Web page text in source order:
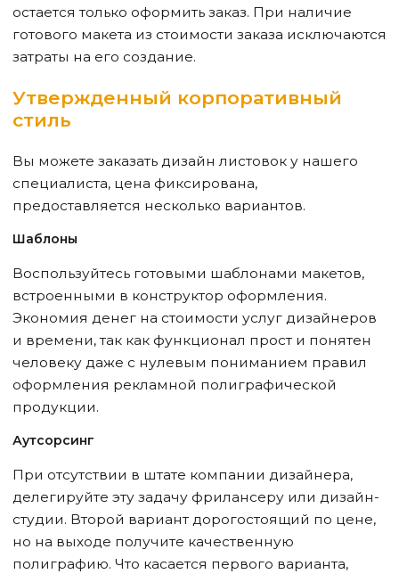
остается только оформить заказ. При наличие
готового макета из стоимости заказа исключаются
затраты на его создание.
Утвержденный корпоративный
стиль
Вы можете заказать дизайн листовок у нашего
специалиста, цена фиксирована,
предоставляется несколько вариантов.
Шаблоны
Воспользуйтесь готовыми шаблонами макетов,
встроенными в конструктор оформления.
Экономия денег на стоимости услуг дизайнеров
и времени, так как функционал прост и понятен
человеку даже с нулевым пониманием правил
оформления рекламной полиграфической
продукции.
Аутсорсинг
При отсутствии в штате компании дизайнера,
делегируйте эту задачу фрилансеру или дизайн-
студии. Второй вариант дорогостоящий по цене,
но на выходе получите качественную
полиграфию. Что касается первого варианта,